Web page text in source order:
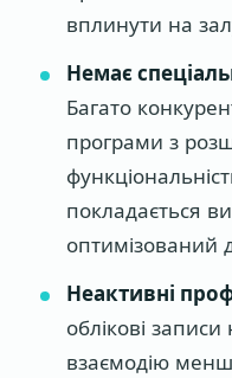
вплинути на
Немає
Багато
програми з
покладається
оптимізований
Неактивні
облікові
взаємодію